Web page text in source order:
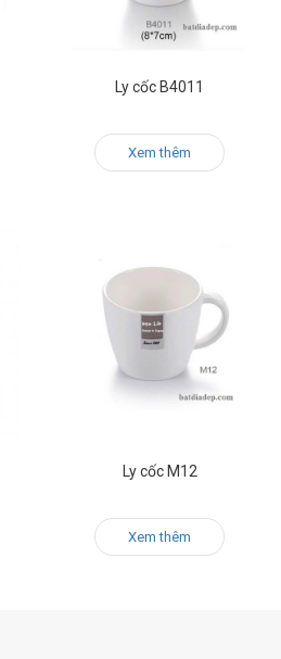
Ly cốc B4011
Xem thêm
Ly cốc M12
Xem thêm